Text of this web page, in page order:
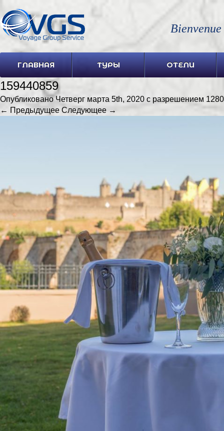
ГЛАВНАЯ ТУРЫ ОТЕЛИ
159440859
ОпубликованоЧетверг марта 5th, 2020 с разрешением
← Предыдущее Следующее →